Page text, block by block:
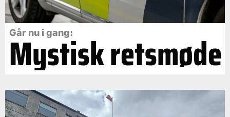
Går nu i gang:
Mystisk retsmøde